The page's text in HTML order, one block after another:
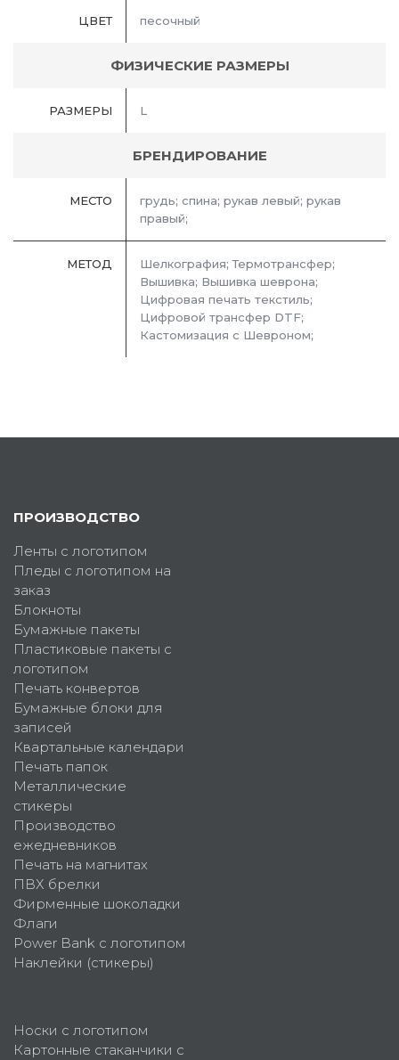
ЦВЕТ песочный
ФИЗИЧЕСКИЕ РАЗМЕРЫ
РАЗМЕРЫ L
БРЕНДИРОВАНИЕ
МЕСТО
грудь; спина; рукав левый; рукав
правый;
МЕТОД
Шелкография; Термотрансфер;
Вышивка; Вышивка шеврона;
Цифровая печать текстиль;
Цифровой трансфер DTF;
Кастомизация с Шевроном;
ПРОИЗВОДСТВО
Ленты с логотипом
Пледы с логотипом на
заказ
Блокноты
Бумажные пакеты
Пластиковые пакеты с
логотипом
Печать конвертов
Бумажные блоки для
записей
Квартальные календари
Печать папок
Металлические
стикеры
Производство
ежедневников
Печать на магнитах
ПВХ брелки
Фирменные шоколадки
Флаги
Power Bank с логотипом
Наклейки (стикеры)
Носки с логотипом
Картонные стаканчики с